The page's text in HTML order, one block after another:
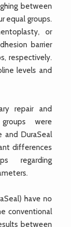
between
equal groups.
or
barrier
respectively.
levels and
repair and
were
and DuraSeal
differences
regarding
have no
conventional
between